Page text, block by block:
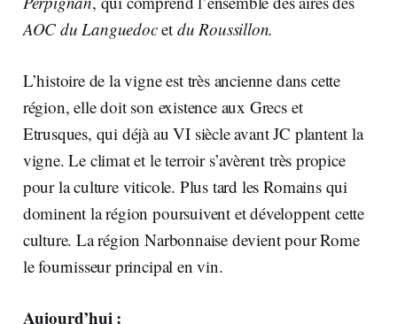
AOC du Languedocet du Roussillon.
L’histoire de la vigne est très ancienne dans cette
région, elle doit son existence aux Grecs et
Etrusques, qui déjà au VI siècle avant JC plantent la
vigne. Le climat et le terroir s’avèrent très propice
pour la culture viticole. Plus tard les Romains qui
dominent la région poursuivent et développent cette
culture. La région Narbonnaise devient pour Rome
le fournisseur principal en vin.
Aujourd’hui :